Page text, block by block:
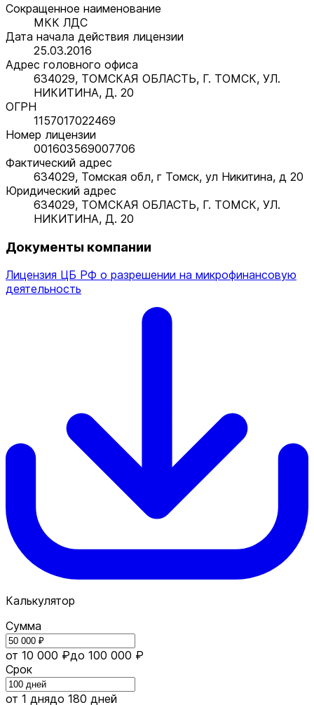
Сокращенное наименование
МКК ЛДС
Дата начала действия лицензии
25.03.2016
Адрес головного офиса
634029, ТОМСКАЯ ОБЛАСТЬ, Г. ТОМСК, УЛ.
НИКИТИНА, Д. 20
ОГРН
1157017022469
Номер лицензии
001603569007706
Фактический адрес
634029, Томская обл, г Томск, ул Никитина, д 20
Юридический адрес
634029, ТОМСКАЯ ОБЛАСТЬ, Г. ТОМСК, УЛ.
НИКИТИНА, Д. 20
Документы компании
Лицензия ЦБ РФ о разрешении на микрофинансовую
деятельность
Калькулятор
Сумма
от 10 000 ₽до 100 000 ₽
Срок
от 1 днядо 180 дней